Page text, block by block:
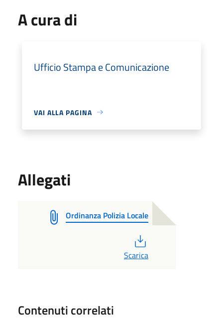
A cura di
Ufficio Stampa e Comunicazione
VAI ALLA PAGINA
Allegati
Ordinanza Polizia Locale
Scarica
Contenuti correlati